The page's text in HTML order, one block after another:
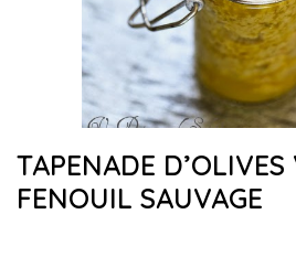
TAPENADE D’OLIVES
FENOUIL SAUVAGE